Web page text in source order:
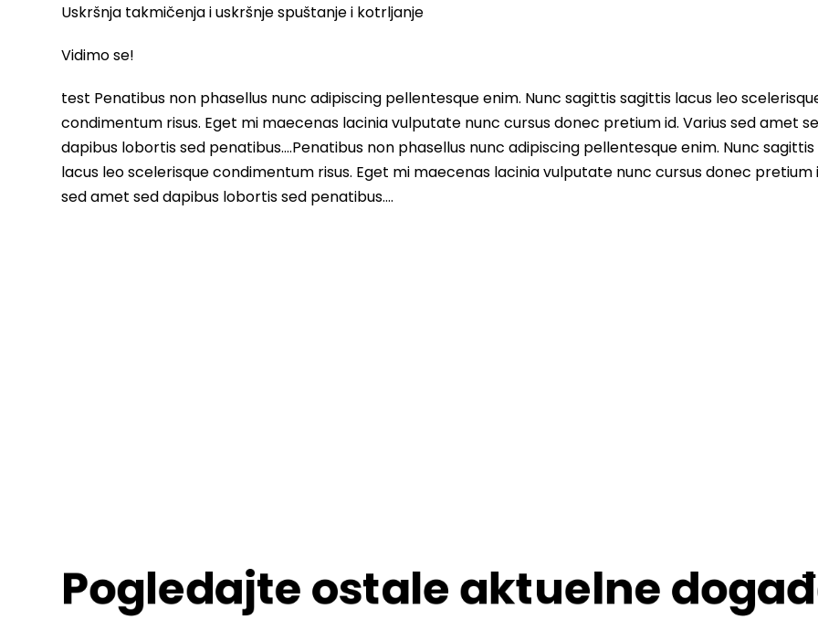
Uskršnja takmičenja i uskršnje spuštanje i kotrljanje
Vidimo se!
test Penatibus non phasellus nunc adipiscing pellentesque enim. Nunc sagittis sagittis lacus leo
condimentum risus. Eget mi maecenas lacinia vulputate nunc cursus donec pretium id. Varius sed amet
dapibus lobortis sed penatibus….Penatibus non phasellus nunc adipiscing pellentesque enim. Nunc
lacus leo scelerisque condimentum risus. Eget mi maecenas lacinia vulputate nunc cursus donec pretium
sed amet sed dapibus lobortis sed penatibus….
Pogledajte ostale aktuelne